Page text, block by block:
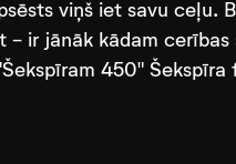
viņš iet savu ceļu.
ir jānāk kādam
450"